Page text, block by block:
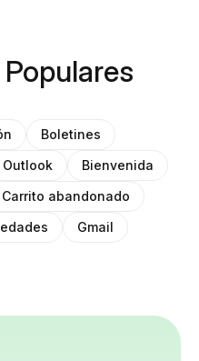
Boletines
Outlook
Bienvenida
Carrito abandonado
Gmail